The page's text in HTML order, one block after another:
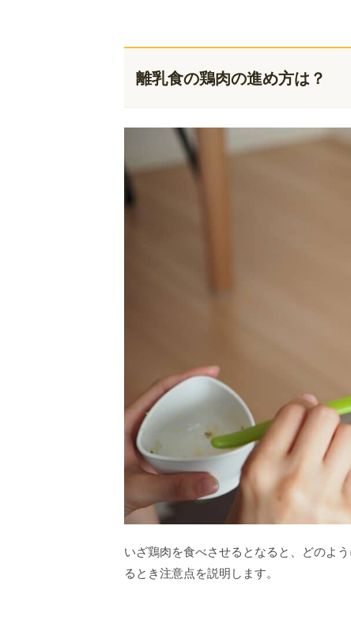
離乳食の鶏肉の進め方は？
いざ鶏肉を食べさせるとなると、どのよ
るとき注意点を説明します。